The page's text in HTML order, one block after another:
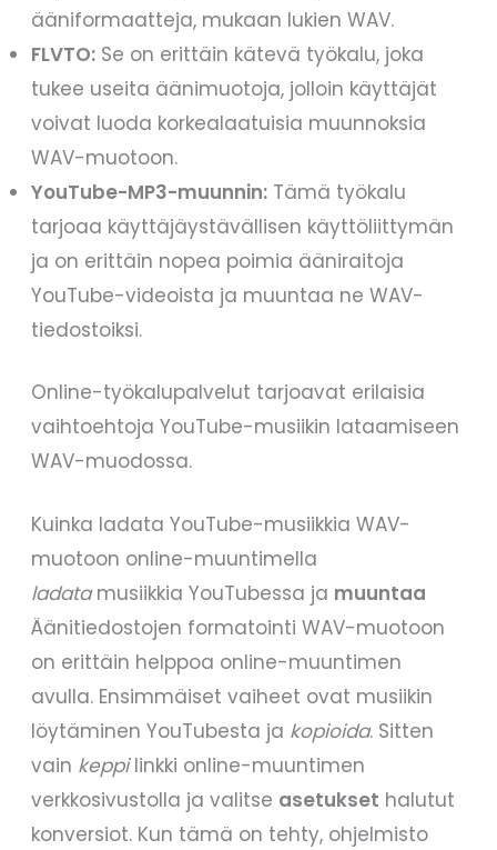
ääniformaatteja, mukaan lukien WAV.
FLVTO: Se on erittäin kätevä työkalu, joka
tukee useita äänimuotoja, jolloin käyttäjät
voivat luoda korkealaatuisia muunnoksia
WAV-muotoon.
YouTube-MP3-muunnin: Tämä työkalu
tarjoaa käyttäjäystävällisen käyttöliittymän
ja on erittäin nopea poimia ääniraitoja
YouTube-videoista ja muuntaa ne WAV-
tiedostoiksi.
Online-työkalupalvelut tarjoavat erilaisia
vaihtoehtoja YouTube-musiikin lataamiseen
WAV-muodossa.
Kuinka ladata YouTube-musiikkia WAV-
muotoon online-muuntimella
ladatamusiikkia YouTubessa ja muuntaa
Äänitiedostojen formatointi WAV-muotoon
on erittäin helppoa online-muuntimen
avulla. Ensimmäiset vaiheet ovat musiikin
löytäminen YouTubesta ja kopioida. Sitten
vain keppilinkki online-muuntimen
verkkosivustolla ja valitse asetukset halutut
konversiot. Kun tämä on tehty, ohjelmisto